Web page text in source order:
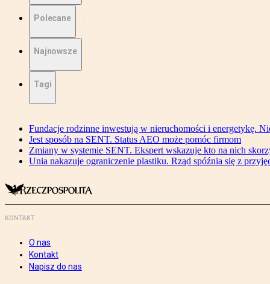
Polecane
Najnowsze
Tagi
Fundacje rodzinne inwestują w nieruchomości i energetykę.
Jest sposób na SENT. Status AEO może pomóc firmom
Zmiany w systemie SENT. Ekspert wskazuje kto na nich
Unia nakazuje ograniczenie plastiku. Rząd spóźnia się z
KONTAKT
O nas
Kontakt
Napisz do nas